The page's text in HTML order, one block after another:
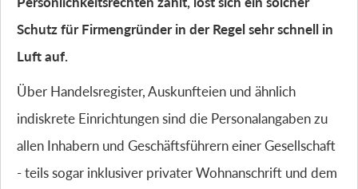
Schutz für Firmengründer in der Regel sehr schnell in
Luft auf.
Über Handelsregister, Auskunfteien und ähnlich
indiskrete Einrichtungen sind die Personalangaben zu
allen Inhabern und Geschäftsführern einer Gesellschaft
- teils sogar inklusiver privater Wohnanschrift und dem